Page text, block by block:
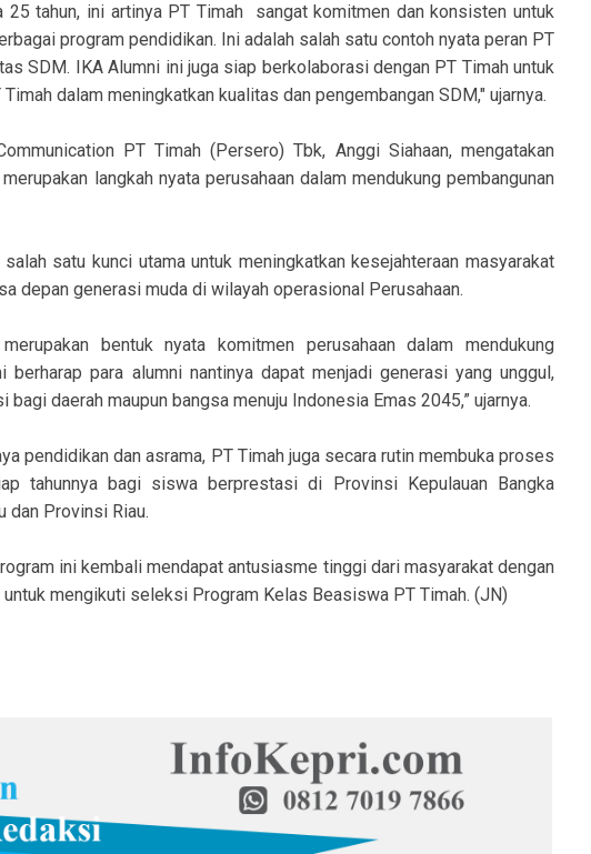
tahun, ini artinya PT Timah sangat komitmen dan konsisten untuk
program pendidikan. Ini adalah salah satu contoh nyata peran PT
SDM. IKA Alumni ini juga siap berkolaborasi dengan PT Timah untuk
dalam meningkatkan kualitas dan pengembangan SDM," ujarnya.
PT Timah (Persero) Tbk, Anggi Siahaan, mengatakan
langkah nyata perusahaan dalam mendukung pembangunan
satu kunci utama untuk meningkatkan kesejahteraan masyarakat
depan generasi muda di wilayah operasional Perusahaan.
bentuk nyata komitmen perusahaan dalam mendukung
berharap para alumni nantinya dapat menjadi generasi yang unggul,
daerah maupun bangsa menuju Indonesia Emas 2045,” ujarnya.
pendidikan dan asrama, PT Timah juga secara rutin membuka proses
tahunnya bagi siswa berprestasi di Provinsi Kepulauan Bangka
dan Provinsi Riau.
ini kembali mendapat antusiasme tinggi dari masyarakat dengan
mengikuti seleksi Program Kelas Beasiswa PT Timah. (JN)